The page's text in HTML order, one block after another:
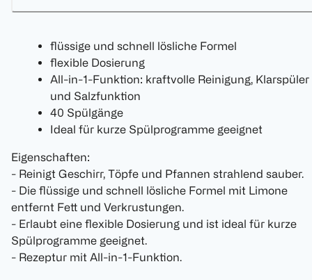
flüssige und schnell lösliche Formel
flexible Dosierung
All-in-1-Funktion: kraftvolle Reinigung, Klarspüler
und Salzfunktion
40 Spülgänge
Ideal für kurze Spülprogramme geeignet
Eigenschaften:
- Reinigt Geschirr, Töpfe und Pfannen strahlend sauber.
- Die flüssige und schnell lösliche Formel mit Limone
entfernt Fett und Verkrustungen.
- Erlaubt eine flexible Dosierung und ist ideal für kurze
Spülprogramme geeignet.
- Rezeptur mit All-in-1-Funktion.